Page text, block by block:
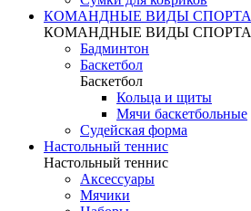
КОМАНДНЫЕ ВИДЫ СПОРТА
КОМАНДНЫЕ ВИДЫ СПОРТА
Бадминтон
Баскетбол
Баскетбол
Кольца и щиты
Мячи баскетбольные
Судейская форма
Настольный теннис
Настольный теннис
Аксессуары
Мячики